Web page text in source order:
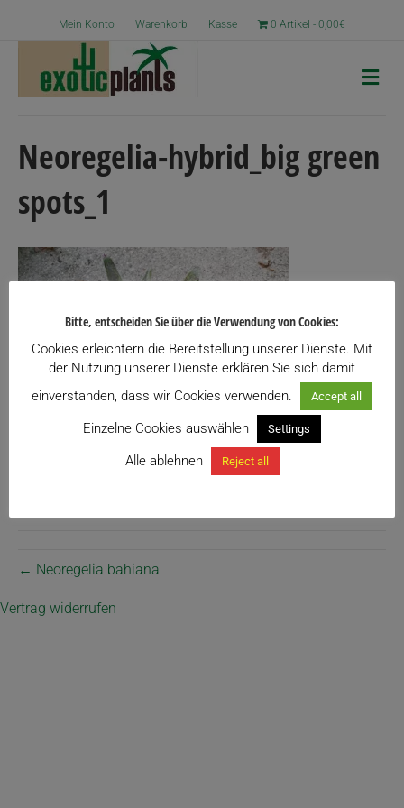
Mein Konto Warenkorb Kasse 0 Artikel 0,00€
N
a
a
t
Neoregelia-hybrid_big green
spots_1
← Neoregelia bahiana
Vertrag widerrufen
Bitte, entscheiden Sie über die Verwendung von Cookies:
Cookies erleichtern die Bereitstellung unserer Dienste. Mit
der Nutzung unserer Dienste erklären Sie sich damit
einverstanden, dass wir Cookies verwenden.
Accept all
Einzelne Cookies auswählen Settings
Alle ablehnen Reject all